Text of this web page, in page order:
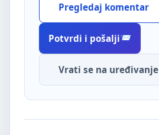
Pregledaj komentar
Potvrdi i pošalji
Vrati se na uređivanje